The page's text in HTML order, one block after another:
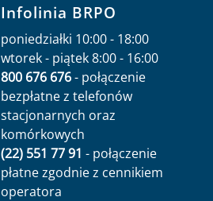
Infolinia BRPO
poniedziałki 10:00 - 18:00
wtorek - piątek 8:00 - 16:00
800 676 676- połączenie
bezpłatne z telefonów
stacjonarnych oraz
komórkowych
(22) 551 77 91 - połączenie
płatne zgodnie z cennikiem
operatora